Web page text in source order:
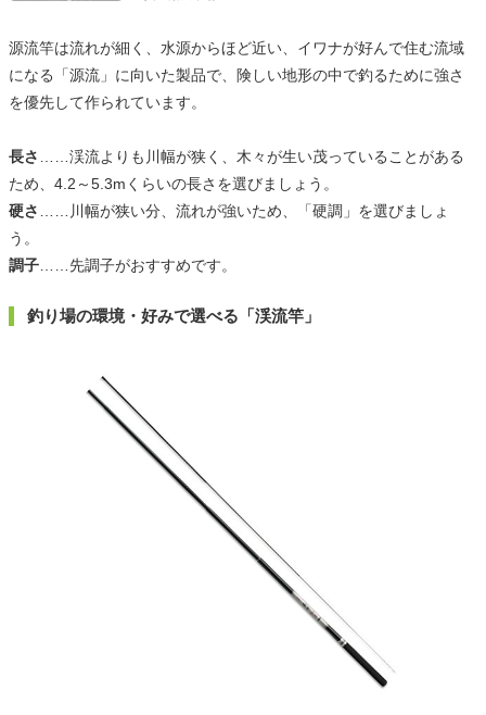
源流竿は流れが細く、水源からほど近い、イワナが好んで住む流域
になる「源流」に向いた製品で、険しい地形の中で釣るために強さ
を優先して作られています。
長さ ……渓流よりも川幅が狭く、木々が生い茂っていることがある
ため、4.2～5.3mくらいの長さを選びましょう。
硬さ ……川幅が狭い分、流れが強いため、「硬調」を選びましょ
う。
調子……先調子がおすすめです。
釣り場の環境・好みで選べる「渓流竿」